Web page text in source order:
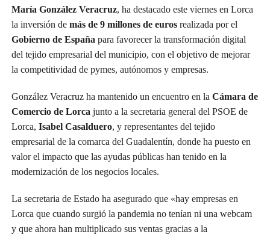
María González Veracruz, ha destacado este viernes en Lorca
la inversión de más de 9 millones de eurosrealizada por el
Gobierno de España para favorecer la transformación digital
del tejido empresarial del municipio, con el objetivo de mejorar
la competitividad de pymes, autónomos y empresas.
González Veracruz ha mantenido un encuentro en la Cámara de
Comercio de Lorca junto a la secretaria general del PSOE de
Lorca, Isabel Casalduero, y representantes del tejido
empresarial de la comarca del Guadalentín, donde ha puesto en
valor el impacto que las ayudas públicas han tenido en la
modernización de los negocios locales.
La secretaria de Estado ha asegurado que «hay empresas en
Lorca que cuando surgió la pandemia no tenían ni una webcam
y que ahora han multiplicado sus ventas gracias a la